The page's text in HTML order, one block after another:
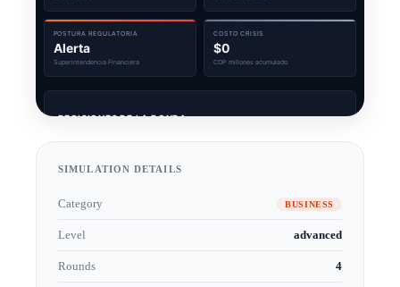
SIMULATION DETAILS
Category BUSINESS
Level advanced
Rounds 4